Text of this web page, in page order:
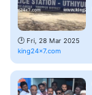
🕑 Fri, 28 Mar 2025
king24x7.com